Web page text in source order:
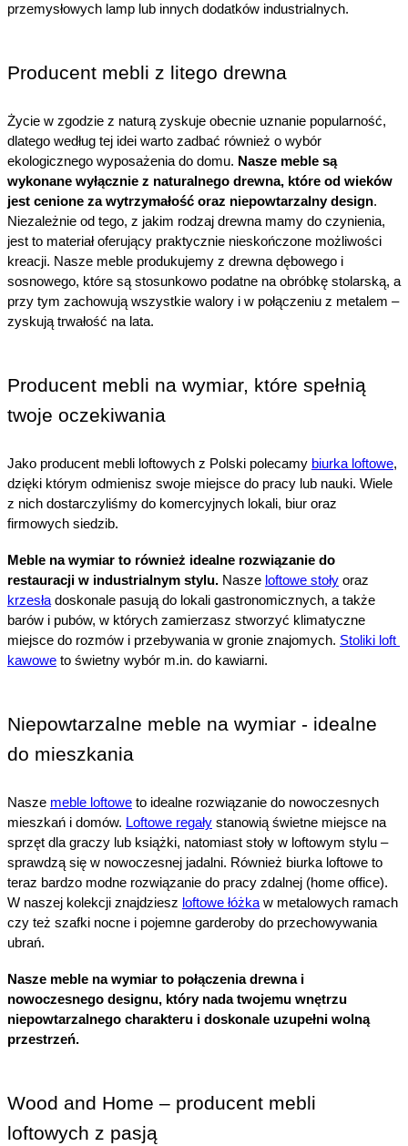
przemysłowych lamp lub innych dodatków industrialnych.
Producent mebli z litego drewna
Życie w zgodzie z naturą zyskuje obecnie uznanie popularność,
dlatego według tej idei warto zadbać również o wybór
ekologicznego wyposażenia do domu. Nasze meble są
wykonane wyłącznie z naturalnego drewna, które od wieków
jest cenione za wytrzymałość oraz niepowtarzalny design.
Niezależnie od tego, z jakim rodzaj drewna mamy do czynienia,
jest to materiał oferujący praktycznie nieskończone możliwości
kreacji. Nasze meble produkujemy z drewna dębowego i
sosnowego, które są stosunkowo podatne na obróbkę stolarską, a
przy tym zachowują wszystkie walory i w połączeniu z metalem –
zyskują trwałość na lata.
Producent mebli na wymiar, które spełnią
twoje oczekiwania
Jako producent mebli loftowych z Polski polecamy biurka loftowe,
dzięki którym odmienisz swoje miejsce do pracy lub nauki. Wiele
z nich dostarczyliśmy do komercyjnych lokali, biur oraz
firmowych siedzib.
Meble na wymiar to również idealne rozwiązanie do
restauracji w industrialnym stylu. Nasze loftowe stoły
krzesła doskonale pasują do lokali gastronomicznych, a także
barów i pubów, w których zamierzasz stworzyć klimatyczne
miejsce do rozmów i przebywania w gronie znajomych. Stoliki loft
kawowe to świetny wybór m.in. do kawiarni.
Niepowtarzalne meble na wymiar - idealne
do mieszkania
Nasze meble loftowe to idealne rozwiązanie do nowoczesnych
mieszkań i domów. Loftowe regały stanowią świetne miejsce na
sprzęt dla graczy lub książki, natomiast stoły w loftowym stylu –
sprawdzą się w nowoczesnej jadalni. Również biurka loftowe to
teraz bardzo modne rozwiązanie do pracy zdalnej (home office).
W naszej kolekcji znajdziesz loftowe łóżka w metalowych ramach
czy też szafki nocne i pojemne garderoby do przechowywania
ubrań.
Nasze meble na wymiar to połączenia drewna i
nowoczesnego designu, który nada twojemu wnętrzu
niepowtarzalnego charakteru i doskonale uzupełni wolną
przestrzeń.
Wood and Home – producent mebli
loftowych z pasją